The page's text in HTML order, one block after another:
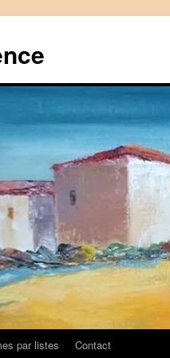
par listes Contact